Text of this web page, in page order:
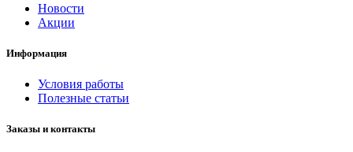
Новости
Акции
Информация
Условия работы
Полезные статьи
Заказы и контакты